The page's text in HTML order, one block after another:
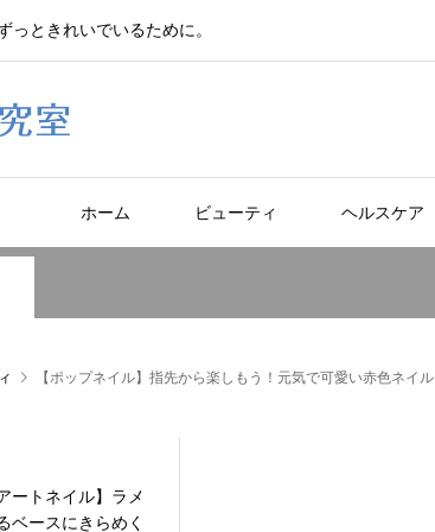
っときれいでいるために。
ホーム ビューティ ヘルスケア
【ポップネイル】指先から楽しもう！元気で可愛い赤色ネイル
ートネイル】ラメ
ベースにきらめく